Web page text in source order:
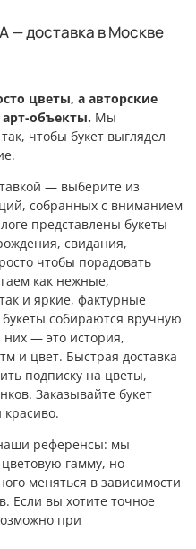
— доставка в Москве
цветы, а авторские
объекты. Мы
чтобы букет выглядел
— выберите из
собранных с вниманием
представлены букеты
свидания,
чтобы порадовать
как нежные,
и яркие, фактурные
собираются вручную
— это история,
и цвет. Быстрая доставка
подписку на цветы,
Заказывайте букет
референсы: мы
гамму, но
меняться в зависимости
Если вы хотите точное
при